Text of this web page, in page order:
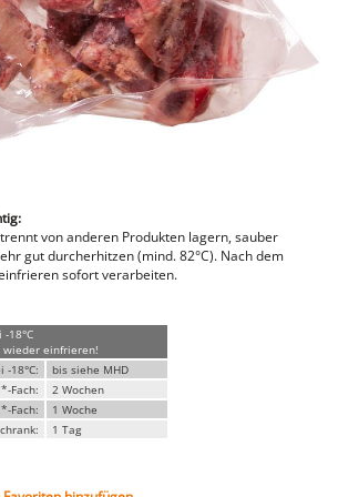
von anderen Produkten lagern, sauber
gut durcherhitzen (mind. 82°C). Nach dem
sofort verarbeiten.
18°C
wieder einfrieren!
18°C:
bis siehe MHD
Fach:
2 Wochen
Fach:
1 Woche
1 Tag